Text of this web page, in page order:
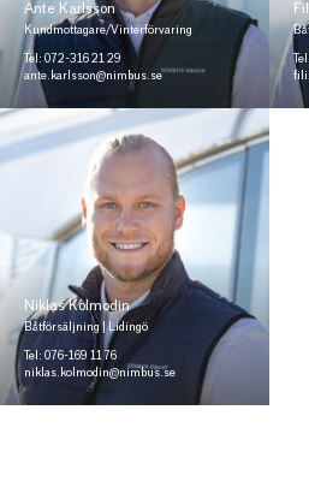
Ante Karlsson
Kundmottagare/Vinterförvaring
Tel: 072-316 21 29
ante.karlsson@nimbus.se
Niklas Kolmodin
Båtförsäljning | Lidingö
Tel: 076-169 11 76
niklas.kolmodin@nimbus.se